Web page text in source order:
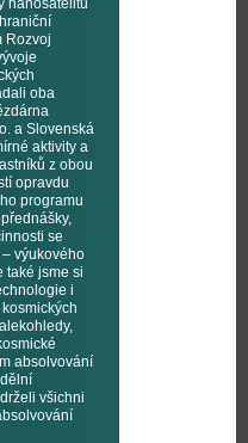
nanosatelitů
Rozvoj
oba
a Slovenská
aktivity a
z obou
opravdu
programu
se
výukového
také jsme si
i
absolvování
všichni